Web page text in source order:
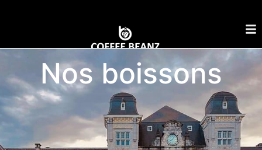
Nos boissons